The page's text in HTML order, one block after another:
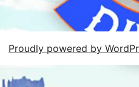
Proudly powered by